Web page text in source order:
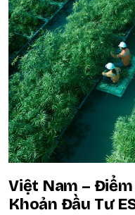
Việt Nam – Điểm
Khoản Đầu Tư